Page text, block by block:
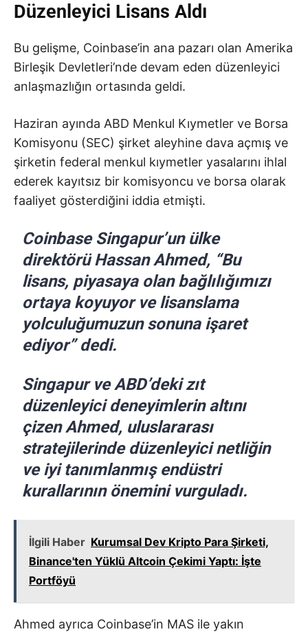
Düzenleyici Lisans Aldı
Bu gelişme, Coinbase’in ana pazarı olan Amerika
Birleşik Devletleri’nde devam eden düzenleyici
anlaşmazlığın ortasında geldi.
Haziran ayında ABD Menkul Kıymetler ve Borsa
Komisyonu (SEC) şirket aleyhine dava açmış ve
şirketin federal menkul kıymetler yasalarını ihlal
ederek kayıtsız bir komisyoncu ve borsa olarak
faaliyet gösterdiğini iddia etmişti.
Coinbase Singapur’un ülke
direktörü Hassan Ahmed, “Bu
lisans, piyasaya olan bağlılığımızı
ortaya koyuyor ve lisanslama
yolculuğumuzun sonuna işaret
ediyor” dedi.
Singapur ve ABD’deki zıt
düzenleyici deneyimlerin altını
çizen Ahmed, uluslararası
stratejilerinde düzenleyici netliğin
ve iyi tanımlanmış endüstri
kurallarının önemini vurguladı.
İlgili Haber Kurumsal Dev Kripto Para Şirketi,
Binance'ten Yüklü Altcoin Çekimi Yaptı: İşte
Portföyü
Ahmed ayrıca Coinbase’in MAS ile yakın